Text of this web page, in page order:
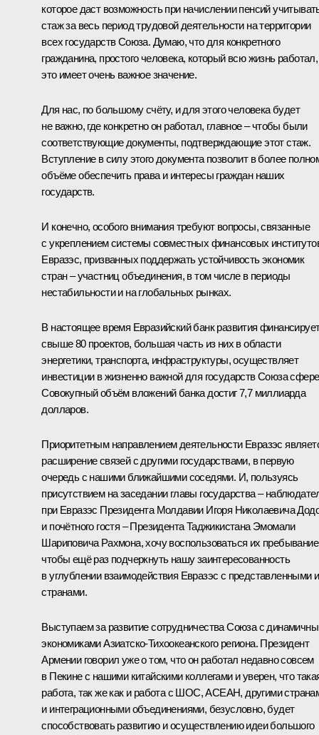
которое даст возможность при начислении пенсий
стаж за весь период трудовой деятельности на территории
всех государств Союза. Думаю, что для конкретного
гражданина, простого человека, который всю жизнь работал,
это имеет очень важное значение.
Для нас, по большому счёту, и для этого человека будет
не важно, где конкретно он работал, главное – чтобы были
соответствующие документы, подтверждающие этот стаж.
Вступление в силу этого документа позволит в более
объёме обеспечить права и интересы граждан наших
государств.
И конечно, особого внимания требуют вопросы, связанные
с укреплением системы совместных финансовых
Евразэс, призванных поддержать устойчивость экономик
стран – участниц объединения, в том числе в периоды
нестабильности и на глобальных рынках.
В настоящее время Евразийский банк развития
свыше 80 проектов, большая часть из них в области
энергетики, транспорта, инфраструктуры, осуществляет
инвестиции в жизненно важной для государств Союза
Совокупный объём вложений банка достиг 7,7 миллиарда
долларов.
Приоритетным направлением деятельности Евразэс
расширение связей с другими государствами, в первую
очередь с нашими ближайшими соседями. И, пользуясь
присутствием на заседании главы государства –
при Евразэс Президента Молдавии Игоря Николаевича
и почётного гостя – Президента Таджикистана Эмомали
Шариповича Рахмона, хочу воспользоваться их
чтобы ещё раз подчеркнуть нашу заинтересованность
в углублении взаимодействия Евразэс с представленными
странами.
Выступаем за развитие сотрудничества Союза с
экономиками Азиатско-Тихоокеанского региона. Президент
Армении говорил уже о том, что он работал недавно совсем
в Пекине с нашими китайскими коллегами и уверен, что
работа, так же как и работа с ШОС, АСЕАН, другими
и интеграционными объединениями, безусловно, будет
способствовать развитию и осуществлению идеи большого